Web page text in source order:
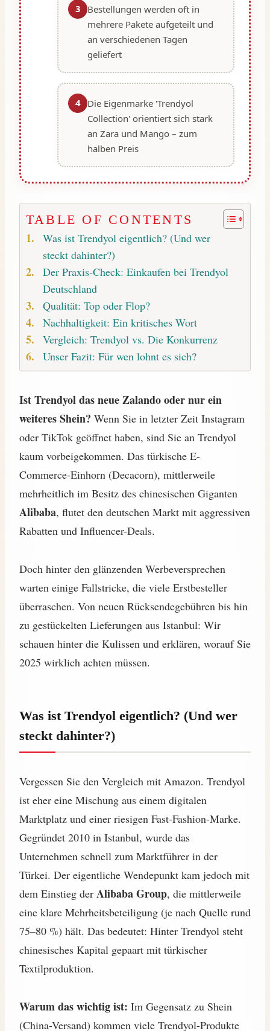
3
Bestellungen werden oft in
mehrere Pakete aufgeteilt und
an verschiedenen Tagen
geliefert
4
Die Eigenmarke 'Trendyol
Collection' orientiert sich stark
an Zara und Mango – zum
halben Preis
TABLE OF CONTENTS
Was ist Trendyol eigentlich? (Und wer
steckt dahinter?)
Der Praxis-Check: Einkaufen bei Trendyol
Deutschland
Qualität: Top oder Flop?
Nachhaltigkeit: Ein kritisches Wort
Vergleich: Trendyol vs. Die Konkurrenz
Unser Fazit: Für wen lohnt es sich?
Ist Trendyol das neue Zalando oder nur ein
weiteres Shein? Wenn Sie in letzter Zeit Instagram
oder TikTok geöffnet haben, sind Sie an Trendyol
kaum vorbeigekommen. Das türkische E-
Commerce-Einhorn (Decacorn), mittlerweile
mehrheitlich im Besitz des chinesischen Giganten
Alibaba, flutet den deutschen Markt mit aggressiven
Rabatten und Influencer-Deals.
Doch hinter den glänzenden Werbeversprechen
warten einige Fallstricke, die viele Erstbesteller
überraschen. Von neuen Rücksendegebühren bis hin
zu gestückelten Lieferungen aus Istanbul: Wir
schauen hinter die Kulissen und erklären, worauf Sie
2025 wirklich achten müssen.
Was ist Trendyol eigentlich? (Und wer
steckt dahinter?)
Vergessen Sie den Vergleich mit Amazon. Trendyol
ist eher eine Mischung aus einem digitalen
Marktplatz und einer riesigen Fast-Fashion-Marke.
Gegründet 2010 in Istanbul, wurde das
Unternehmen schnell zum Marktführer in der
Türkei. Der eigentliche Wendepunkt kam jedoch mit
dem Einstieg der Alibaba Group, die mittlerweile
eine klare Mehrheitsbeteiligung (je nach Quelle rund
75–80 %) hält. Das bedeutet: Hinter Trendyol steht
chinesisches Kapital gepaart mit türkischer
Textilproduktion.
Warum das wichtig ist: Im Gegensatz zu Shein
(China-Versand) kommen viele Trendyol-Produkte